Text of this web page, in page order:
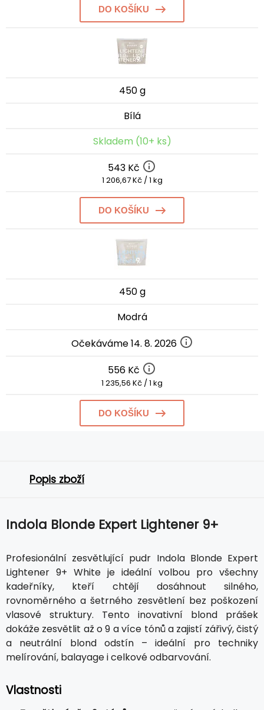
DO KOŠÍKU
450 g
Bílá
Skladem (10+ ks)
543 Kč
1 206,67 Kč / 1 kg
DO KOŠÍKU
450 g
Modrá
Očekáváme 14. 8. 2026
556 Kč
1 235,56 Kč / 1 kg
DO KOŠÍKU
Popis zboží
Indola Blonde Expert Lightener 9+
Profesionální zesvětlující pudr Indola Blonde Expert
Lightener 9+ White je ideální volbou pro všechny
kadeřníky, kteří chtějí dosáhnout silného,
rovnoměrného a šetrného zesvětlení bez poškození
vlasové struktury. Tento inovativní blond prášek
dokáže zesvětlit až o 9 a více tónů a zajistí zářivý, čistý
a neutrální blond odstín – ideální pro techniky
melírování, balayage i celkové odbarvování.
Vlastnosti